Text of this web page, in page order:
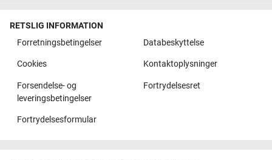
RETSLIG INFORMATION
Forretningsbetingelser
Databeskyttelse
Cookies Kontaktoplysninger
Forsendelse- og
leveringsbetingelser
Fortrydelsesret
Fortrydelsesformular